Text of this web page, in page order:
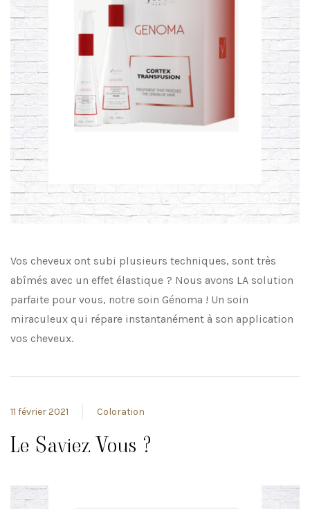
Vos cheveux ont subi plusieurs techniques, sont très
abîmés avec un effet élastique ? Nous avons LA solution
parfaite pour vous, notre soin Génoma ! Un soin
miraculeux qui répare instantanément à son application
vos cheveux.
11 février 2021 Coloration
Le Saviez Vous ?